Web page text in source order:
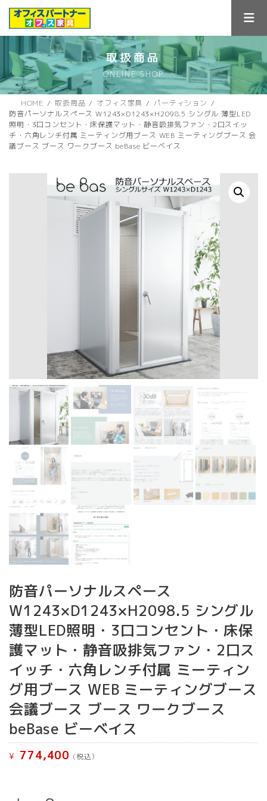
ス
キ
ン
に
取扱商品
ONLINE SHOP
HOME 取扱商品 オフィス家具
パーティション
防音パーソナルスペース W1243×D1243×H2098.5 シングル 薄型LED
照明・3口コンセント・床保護マット・静音吸排気ファン・2口スイッ
チ・六角レンチ付属 ミーティング用ブース WEB ミーティングブース 会
議ブース ブース ワークブース beBase ビーベイス
防音パーソナルスペース
W1243×D1243×H2098.5 シングル
薄型LED照明・3口コンセント・床保
護マット・静音吸排気ファン・2口ス
イッチ・六角レンチ付属 ミーティン
グ用ブース WEB ミーティングブース
会議ブース ブース ワークブース
beBase ビーベイス
¥ 774,400 (税込）